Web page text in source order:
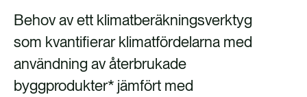
Behov av ett klimatberäkningsverktyg
som kvantifierar klimatfördelarna med
användning av återbrukade
byggprodukter* jämfört med